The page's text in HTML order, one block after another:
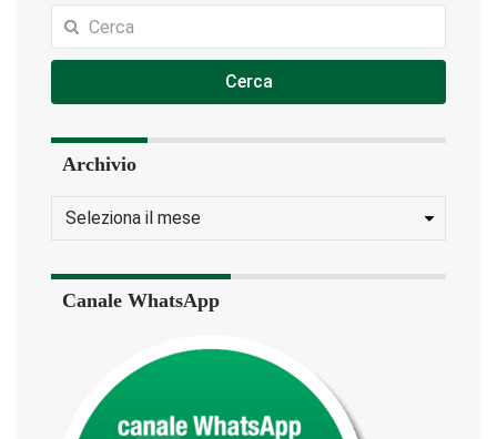
Cerca
Archivio
Canale WhatsApp